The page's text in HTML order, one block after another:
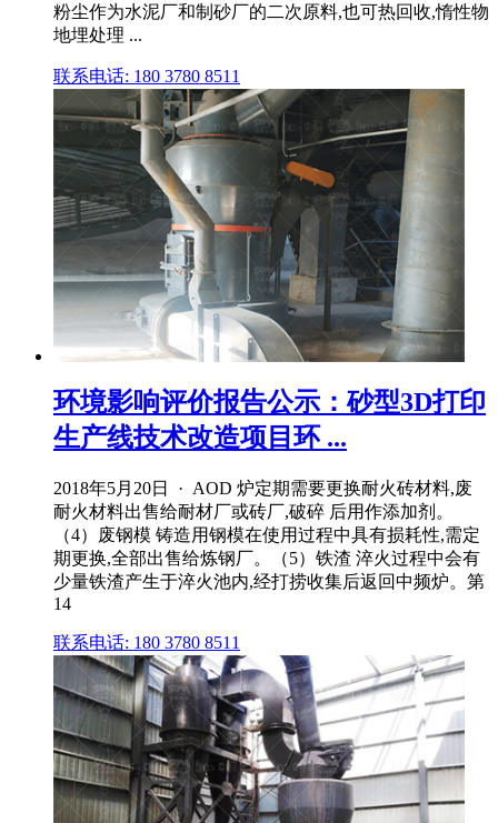
粉尘作为水泥厂和制砂厂的二次原料,也可热回收,惰性物
地埋处理 ...
联系电话: 180 3780 8511
环境影响评价报告公示：砂型3D打印
生产线技术改造项目环 ...
2018年5月20日 · AOD 炉定期需要更换耐火砖材料,废
耐火材料出售给耐材厂或砖厂,破碎 后用作添加剂。
（4）废钢模 铸造用钢模在使用过程中具有损耗性,需定
期更换,全部出售给炼钢厂。（5）铁渣 淬火过程中会有
少量铁渣产生于淬火池内,经打捞收集后返回中频炉。第
14
联系电话: 180 3780 8511